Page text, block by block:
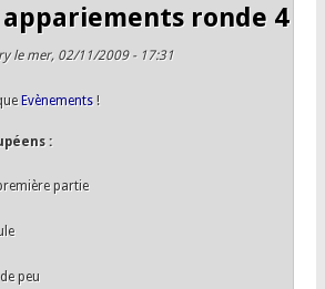
ronde 4
le mer, 02/11/2009 - 17:31
Evènements!
:
partie
peu